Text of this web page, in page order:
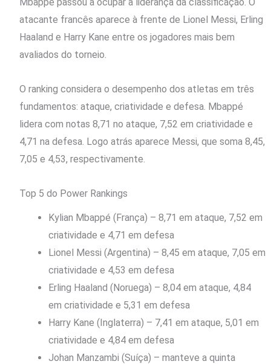
atacante francês aparece à frente de Lionel Messi, Erling
Haaland e Harry Kane entre os jogadores mais bem
avaliados do torneio.
O ranking considera o desempenho dos atletas em três
fundamentos: ataque, criatividade e defesa. Mbappé
lidera com notas 8,71 no ataque, 7,52 em criatividade e
4,71 na defesa. Logo atrás aparece Messi, que soma 8,45,
7,05 e 4,53, respectivamente.
Top 5 do Power Rankings
Kylian Mbappé (França) – 8,71 em ataque, 7,52 em
criatividade e 4,71 em defesa
Lionel Messi (Argentina) – 8,45 em ataque, 7,05 em
criatividade e 4,53 em defesa
Erling Haaland (Noruega) – 8,04 em ataque, 4,84
em criatividade e 5,31 em defesa
Harry Kane (Inglaterra) – 7,41 em ataque, 5,01 em
criatividade e 4,84 em defesa
Johan Manzambi (Suíça) – manteve a quinta